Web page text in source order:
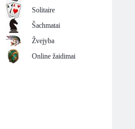
Solitaire
Šachmatai
Žvejyba
Online žaidimai